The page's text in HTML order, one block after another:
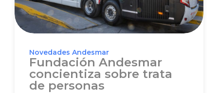
Novedades Andesmar
Fundación Andesmar
concientiza sobre trata
de personas